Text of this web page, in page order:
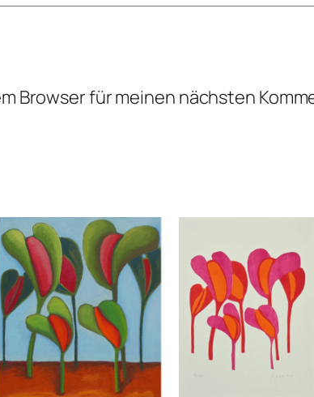
Browser für meinen nächsten